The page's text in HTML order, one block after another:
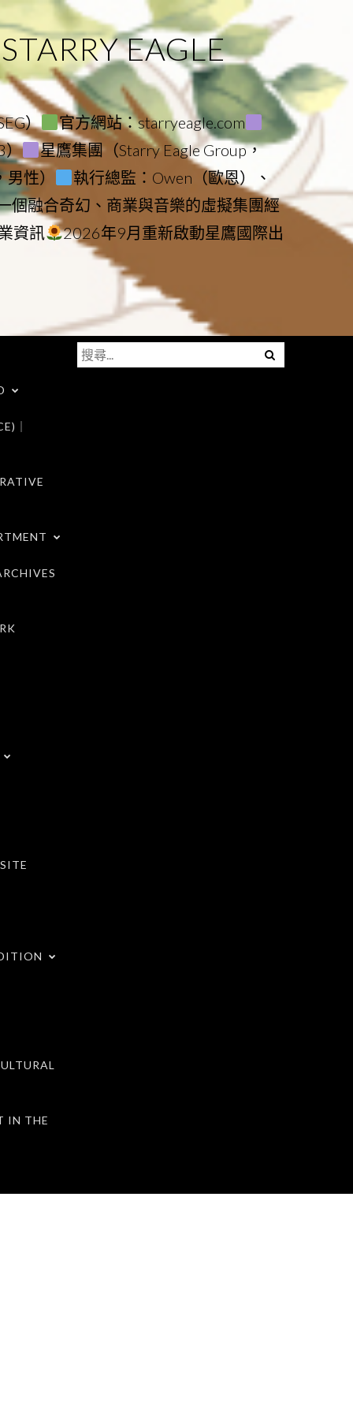
EAGLE
）
官方網站：starryeagle.com
）
星鷹集團（Starry Eagle Group，
性）
執行總監：Owen（歐恩）、
個融合奇幻、商業與音樂的虛擬集團經
資訊
2026年9月重新啟動星鷹國際出
｜
IN THE
Menu
搜
尋